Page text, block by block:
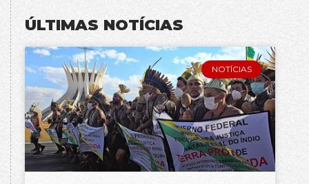
ÚLTIMAS NOTÍCIAS
NOTÍCIAS